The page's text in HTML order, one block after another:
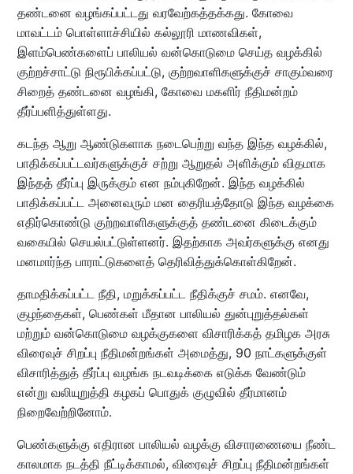
தண்டனை வழங்கப்பட்டது வரவேற்கத்தக்கது. கோவை
மாவட்டம் பொள்ளாச்சியில் கல்லூரி மாணவிகள்,
இளம்பெண்களைப் பாலியல் வன்கொடுமை செய்த வழக்கில்
குற்றச்சாட்டு நிரூபிக்கப்பட்டு, குற்றவாளிகளுக்குச் சாகும்வரை
சிறைத் தண்டனை வழங்கி, கோவை மகளிர் நீதிமன்றம்
தீர்ப்பளித்துள்ளது.
கடந்த ஆறு ஆண்டுகளாக நடைபெற்று வந்த இந்த வழக்கில்,
பாதிக்கப்பட்டவர்களுக்குச் சற்று ஆறுதல் அளிக்கும் விதமாக
இந்தத் தீர்ப்பு இருக்கும் என நம்புகிறேன். இந்த வழக்கில்
பாதிக்கப்பட்ட அனைவரும் மன தைரியத்தோடு இந்த வழக்கை
எதிர்கொண்டு குற்றவாளிகளுக்குத் தண்டனை கிடைக்கும்
வகையில் செயல்பட்டுள்ளனர். இதற்காக அவர்களுக்கு எனது
மனமார்ந்த பாராட்டுகளைத் தெரிவித்துக்கொள்கிறேன்.
தாமதிக்கப்பட்ட நீதி, மறுக்கப்பட்ட நீதிக்குச் சமம். எனவே,
குழந்தைகள், பெண்கள் மீதான பாலியல் துன்புறுத்தல்கள்
மற்றும் வன்கொடுமை வழக்குகளை விசாரிக்கத் தமிழக அரசு
விரைவுச் சிறப்பு நீதிமன்றங்கள் அமைத்து, 90 நாட்களுக்குள்
விசாரித்துத் தீர்ப்பு வழங்க நடவடிக்கை எடுக்க வேண்டும்
என்று வலியுறுத்தி கழகப் பொதுக் குழுவில் தீர்மானம்
நிறைவேற்றினோம்.
பெண்களுக்கு எதிரான பாலியல் வழக்கு விசாரணையை நீண்ட
காலமாக நடத்தி நீட்டிக்காமல், விரைவுச் சிறப்பு நீதிமன்றங்கள்